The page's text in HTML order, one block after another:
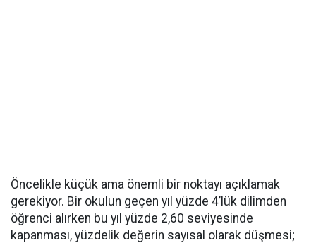
Öncelikle küçük ama önemli bir noktayı açıklamak
gerekiyor. Bir okulun geçen yıl yüzde 4’lük dilimden
öğrenci alırken bu yıl yüzde 2,60 seviyesinde
kapanması, yüzdelik değerin sayısal olarak düşmesi;